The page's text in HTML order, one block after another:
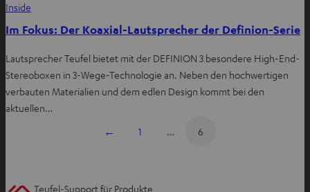
Inside
Im Fokus: Der Koaxial-Lautsprecher der Definion-Serie
Lautsprecher Teufel bietet mit der DEFINION 3 besondere High-End-
Stereoboxen in 3-Wege-Technologie an. Neben den hochwertigen
verbauten Materialien und dem edlen Design kommt bei den
aktuellen…
←
1 … 6
Teufel-Support für Produkte